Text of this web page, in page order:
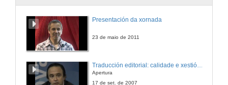
Presentación da xornada
23 de maio de 2011
Apertura
17 de set. de 2007